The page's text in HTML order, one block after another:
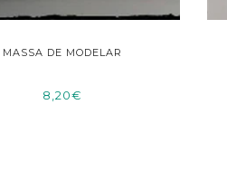
MASSA DE MODELAR
8,20€